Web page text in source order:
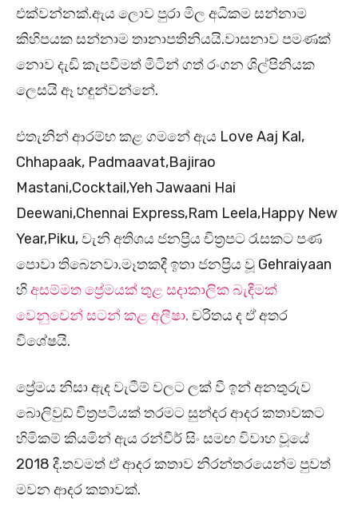
එක්වන්නක්.ඇය ලොව පුරා මිල අධිකම සන්නාම
කිහිපයක සන්නාම තානාපතිනියයි.වාසනාව පමණක්
නොව දැඩි කැපවීමත් මිටින් ගත් රංගන ශිල්පිනියක
ලෙසයි ඈ හඳුන්වන්නේ.
එතැනින් ආරම්භ කළ ගමනේ ඇය Love Aaj Kal,
Chhapaak, Padmaavat,Bajirao
Mastani,Cocktail,Yeh Jawaani Hai
Deewani,Chennai Express,Ram Leela,Happy New
Year,Piku, වැනි අතිශය ජනප්‍රිය චිත්‍රපට රැසකට පණ
පොවා තිබෙනවා.මෑතකදී ඉතා ජනප්‍රිය වූ Gehraiyaan
හිඅසම්මත ප්‍රේමයක් තුළ සදාකාලික බැඳීමක්
වෙනුවෙන් සටන් කළ අලීෂා. චරිතය ද ඒ අතර
විශේෂයි.
ප්‍රේමය නිසා ඇද වැටීම් වලට ලක් වී ඉන් අනතුරුව
බොලිවුඩ් චිත්‍රපටියක් තරමට සුන්දර ආදර කතාවකට
හිමිකම් කියමින් ඇය රන්වීර් සිං සමඟ විවාහ වූයේ
2018 දී.තවමත් ඒ ආදර කතාව නිරන්තරයෙන්ම පුවත්
මවන ආදර කතාවක්.